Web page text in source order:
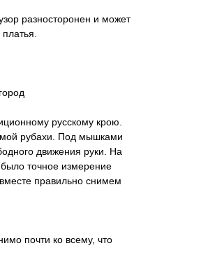
разносторонен и может
русскому крою.
рубахи. Под мышками
движения руки. На
точное измерение
правильно снимем
почти ко всему, что